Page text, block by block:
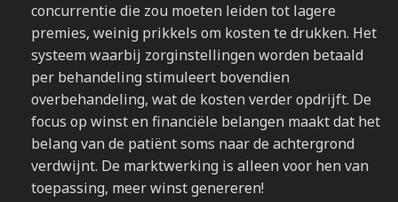
concurrentie die zou moeten leiden tot lagere
premies, weinig prikkels om kosten te drukken. Het
systeem waarbij zorginstellingen worden betaald
per behandeling stimuleert bovendien
overbehandeling, wat de kosten verder opdrijft. De
focus op winst en financiële belangen maakt dat het
belang van de patiënt soms naar de achtergrond
verdwijnt. De marktwerking is alleen voor hen van
toepassing, meer winst genereren!